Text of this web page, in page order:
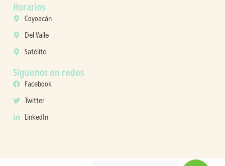
Horarios
Coyoacán
Del Valle
Satélite
Síguenos en redes
Facebook
Twitter
LinkedIn